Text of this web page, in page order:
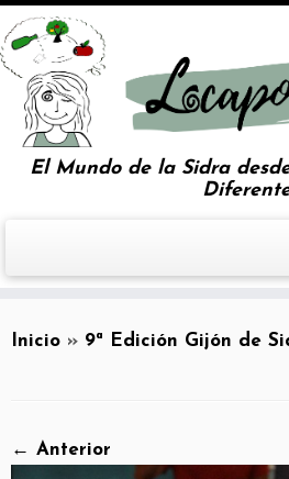
El Mundo de la Sidra
Inicio » 9ª Edición Gijón de
← Anterior